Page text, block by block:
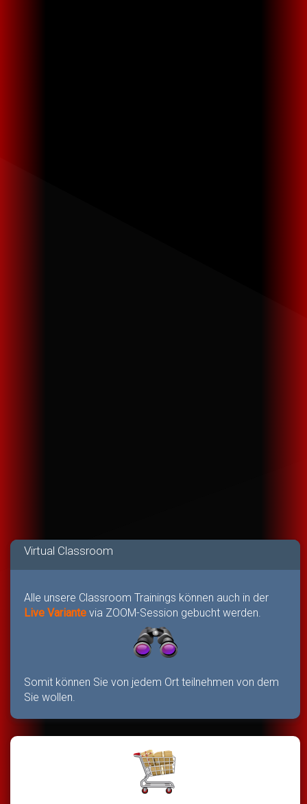
Virtual Classroom
Alle unsere Classroom Trainings können auch in der
Live Variante via ZOOM-Session gebucht werden.
Somit können Sie von jedem Ort teilnehmen von dem
Sie wollen.